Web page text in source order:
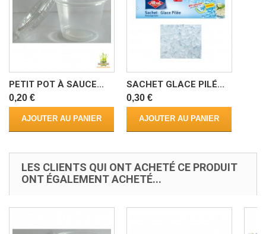
PETIT POT À SAUCE...
0,20 €
AJOUTER AU PANIER
SACHET GLACE PILÉ...
0,30 €
AJOUTER AU PANIER
LES CLIENTS QUI ONT ACHETÉ CE PRODUIT
ONT ÉGALEMENT ACHETÉ...